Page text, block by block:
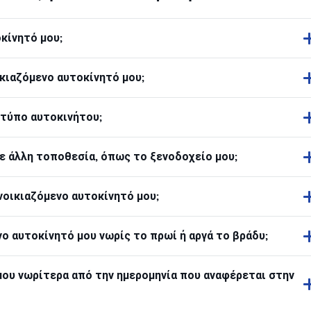
μου;
αυτοκίνητό μου;
αυτοκινήτου;
άλλη τοποθεσία, όπως το ξενοδοχείο μου;
αυτοκίνητό μου;
μου νωρίς το πρωί ή αργά το βράδυ;
νωρίτερα από την ημερομηνία που αναφέρεται στην